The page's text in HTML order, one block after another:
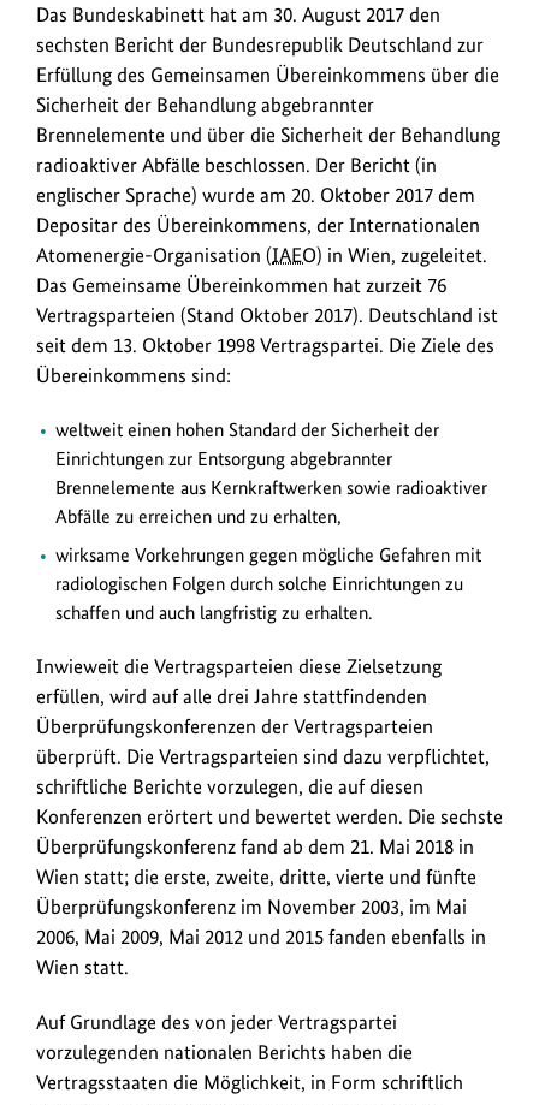
Das Bundeskabinett hat am 30. August 2017 den
sechsten Bericht der Bundesrepublik Deutschland zur
Erfüllung des Gemeinsamen Übereinkommens über die
Sicherheit der Behandlung abgebrannter
Brennelemente und über die Sicherheit der Behandlung
radioaktiver Abfälle beschlossen. Der Bericht (in
englischer Sprache) wurde am 20. Oktober 2017 dem
Depositar des Übereinkommens, der Internationalen
Atomenergie-Organisation (IAEO) in Wien, zugeleitet.
Das Gemeinsame Übereinkommen hat zurzeit 76
Vertragsparteien (Stand Oktober 2017). Deutschland ist
seit dem 13. Oktober 1998 Vertragspartei. Die Ziele des
Übereinkommens sind:
weltweit einen hohen Standard der Sicherheit der
Einrichtungen zur Entsorgung abgebrannter
Brennelemente aus Kernkraftwerken sowie radioaktiver
Abfälle zu erreichen und zu erhalten,
wirksame Vorkehrungen gegen mögliche Gefahren mit
radiologischen Folgen durch solche Einrichtungen zu
schaffen und auch langfristig zu erhalten.
Inwieweit die Vertragsparteien diese Zielsetzung
erfüllen, wird auf alle drei Jahre stattfindenden
Überprüfungskonferenzen der Vertragsparteien
überprüft. Die Vertragsparteien sind dazu verpflichtet,
schriftliche Berichte vorzulegen, die auf diesen
Konferenzen erörtert und bewertet werden. Die sechste
Überprüfungskonferenz fand ab dem 21. Mai 2018 in
Wien statt; die erste, zweite, dritte, vierte und fünfte
Überprüfungskonferenz im November 2003, im Mai
2006, Mai 2009, Mai 2012 und 2015 fanden ebenfalls in
Wien statt.
Auf Grundlage des von jeder Vertragspartei
vorzulegenden nationalen Berichts haben die
Vertragsstaaten die Möglichkeit, in Form schriftlich